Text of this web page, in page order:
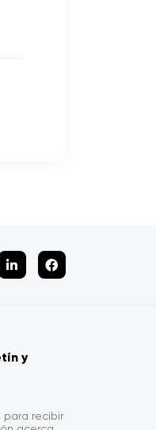
y
para recibir